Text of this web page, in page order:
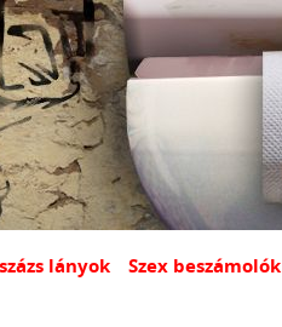
lányok Szex beszámolók